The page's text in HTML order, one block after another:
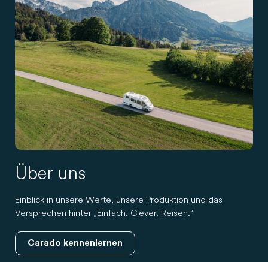
Über uns
Einblick in unsere Werte, unsere Produktion und das
Versprechen hinter „Einfach. Clever. Reisen.“
Carado kennenlernen